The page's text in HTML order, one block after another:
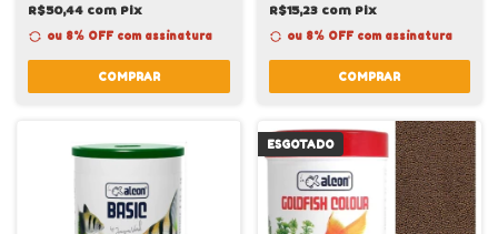
R$50,44 com Pix
ou 8% OFF com assinatura
COMPRAR
R$15,23 com Pix
ou 8% OFF com assinatura
COMPRAR
ESGOTADO